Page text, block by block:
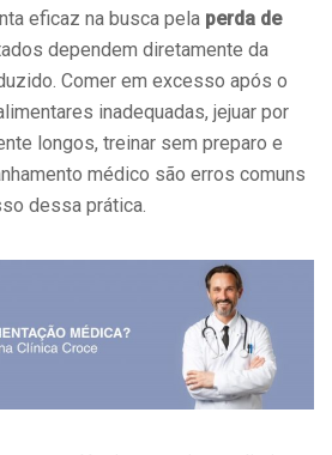
eficaz na busca pela perda de
dependem diretamente da
Comer em excesso após o
inadequadas, jejuar por
longos, treinar sem preparo e
médico são erros comuns
dessa prática.